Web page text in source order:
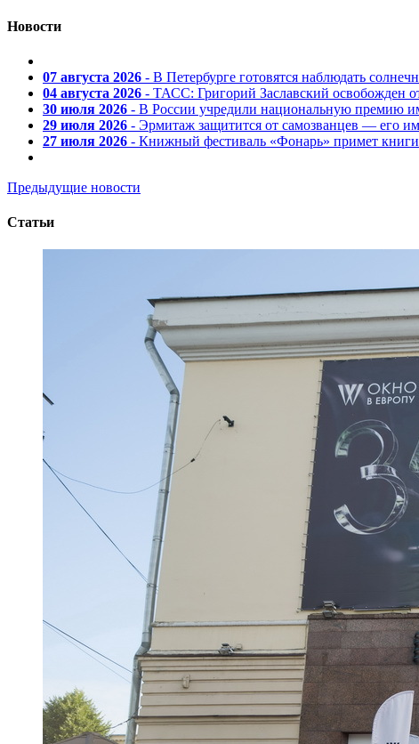
Новости
07 августа 2026 - В Петербурге готовятся наблюдать
04 августа 2026 - ТАСС: Григорий Заславский освобожден
30 июля 2026 - В России учредили национальную премию
29 июля 2026 - Эрмитаж защитится от самозванцев — его
27 июля 2026 - Книжный фестиваль «Фонарь» примет
Предыдущие новости
Статьи